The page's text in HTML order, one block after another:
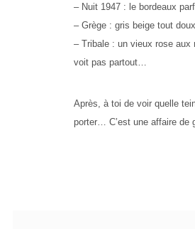
– Nuit 1947 : le bordeaux
– Grège : gris beige tout doux
– Tribale : un vieux rose aux
voit pas partout…
Après, à toi de voir quelle
porter… C’est une affaire de